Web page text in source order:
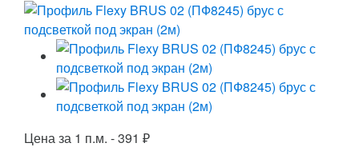
Цена за 1 п.м. -391 ₽